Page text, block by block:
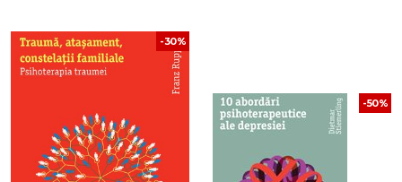
-30%
-50%